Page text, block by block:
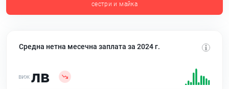
сестри и майка
Средна нетна месечна заплата за 2024 г.
лв